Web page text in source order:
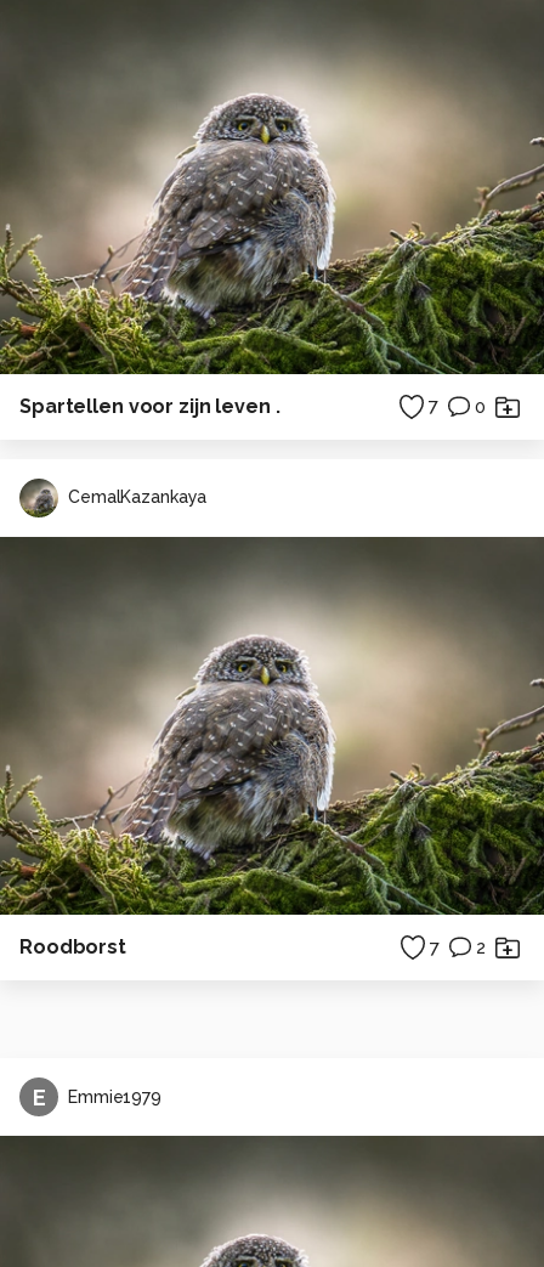
Spartellen voor zijn leven . 7 0
CemalKazankaya
Roodborst 7 2
E Emmie1979